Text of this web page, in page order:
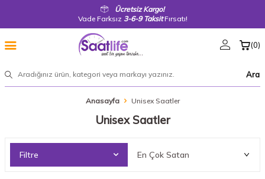
Ücretsiz Kargo!
Vade Farksız 3-6-9 TaksitFırsatı!
Ara
(0)
Anasayfa Unisex Saatler
Unisex Saatler
Filtre